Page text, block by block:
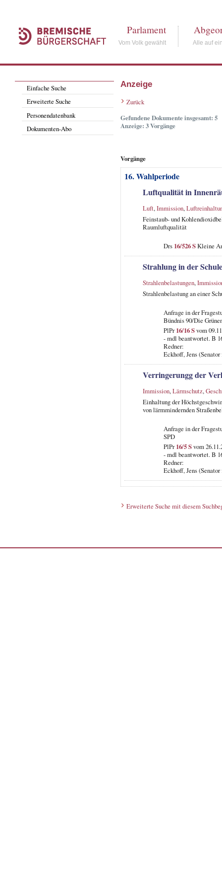
Parlament
Vom Volk gewählt Alle auf
Einfache Suche
Erweiterte Suche
Personendatenbank
Dokumenten-Abo
Anzeige
Zurück
Gefundene Dokumente insgesamt: 5
Anzeige: 3 Vorgänge
Vorgänge
16. Wahlperiode
Luftqualität in
Luft,Immission,
Feinstaub- und
Raumluftqualität
Drs 16/526 SKleine
Strahlung in der
Strahlenbelastungen,
Strahlenbelastung an einer
Anfrage in der
Bündnis 90/Die
PlPr16/16 Svom
- mdl beantwortet. B
Redner:
Eckhoff, Jens
Verringerungg der
Immission,Lärmschutz,
Einhaltung der
von lärmmindernden
Anfrage in der
SPD
PlPr16/5 Svom
- mdl beantwortet. B
Redner:
Eckhoff, Jens
Erweiterte Suche mit diesem